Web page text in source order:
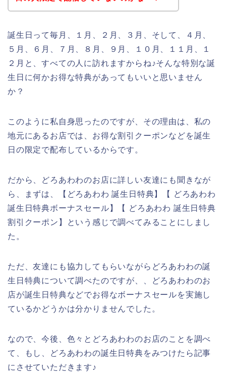
誕生日って毎月、１月、２月、３月、そして、４月、
５月、６月、７月、８月、９月、１０月、１１月、１
２月と、すべての人に訪れますからね♪そんな特別な誕
生日に何かお得な特典があってもいいと思いません
か？
このように私自身思ったのですが、その理由は、私の
地元にあるお店では、お得な割引クーポンなどを誕生
日の限定で配布しているからです。
だから、どろあわわのお店に詳しい友達にも聞きなが
ら、まずは、【どろあわわ 誕生日特典】【 どろあわわ
誕生日特典ボーナスセール】【 どろあわわ 誕生日特典
割引クーポン】という感じで調べてみることにしまし
た。
ただ、友達にも協力してもらいながらどろあわわの誕
生日特典について調べたのですが、、どろあわわのお
店が誕生日特典などでお得なボーナスセールを実施し
ているかどうかは分かりませんでした。
なので、今後、色々とどろあわわのお店のことを調べ
て、もし、どろあわわの誕生日特典をみつけたら記事
にさせていただきます♪